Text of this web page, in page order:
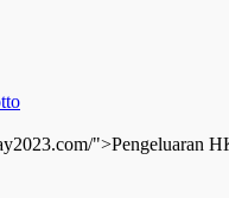
">Pengeluaran